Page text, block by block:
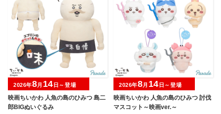
映画ちいかわ 人魚の島のひみつ 島二
郎BIGぬいぐるみ
2026年8月 14 日～登場
映画ちいかわ 人魚の島のひみつ 討伐
マスコット～映画ver.～
2026年8月 14 日～登場